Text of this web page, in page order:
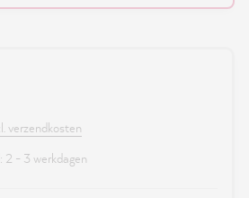
verzendkosten
2 - 3 werkdagen